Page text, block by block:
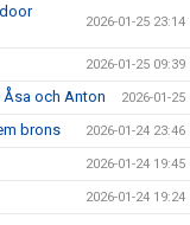
2026-01-25 23:14
2026-01-25 09:39
och Anton 2026-01-25
brons 2026-01-24 23:46
2026-01-24 19:45
2026-01-24 19:24